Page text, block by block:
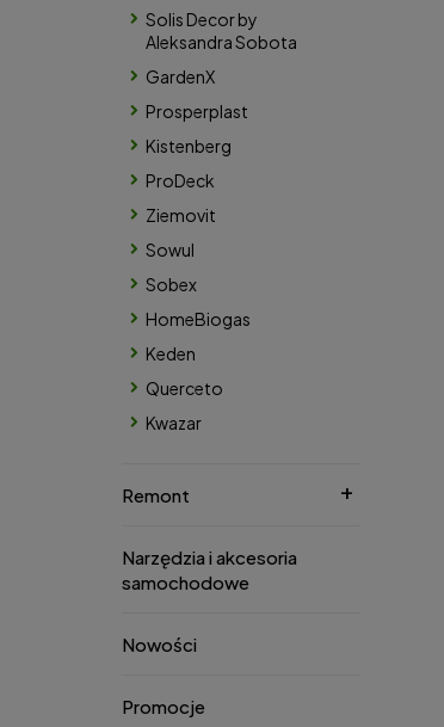
Solis Decor by
Aleksandra Sobota
GardenX
Prosperplast
Kistenberg
ProDeck
Ziemovit
Sowul
Sobex
HomeBiogas
Keden
Querceto
Kwazar
Remont
Narzędzia i akcesoria
samochodowe
Nowości
Promocje